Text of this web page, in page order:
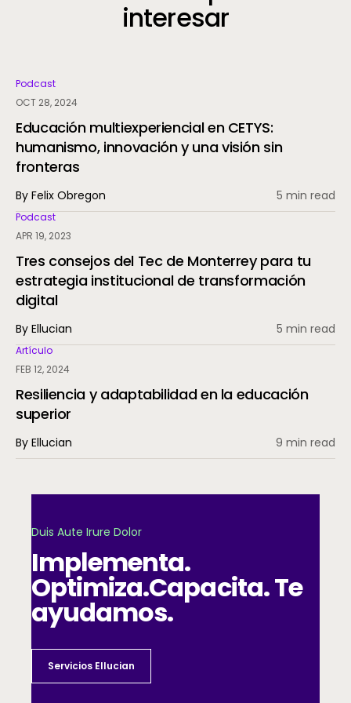
interesar
Podcast
OCT 28, 2024
Educación multiexperiencial en CETYS:
humanismo, innovación y una visión sin
fronteras
By Felix Obregon 5 min read
Podcast
APR 19, 2023
Tres consejos del Tec de Monterrey para tu
estrategia institucional de transformación
digital
By Ellucian 5 min read
Artículo
FEB 12, 2024
Resiliencia y adaptabilidad en la educación
superior
By Ellucian 9 min read
Duis Aute Irure Dolor
Implementa.
Optimiza.Capacita. Te
ayudamos.
Servicios Ellucian